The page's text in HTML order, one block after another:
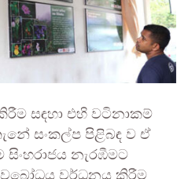
සඳහා එහි වටිනාකම්
සංකල්ප පිළිබඳ ව ඒ
නැරඹීමට
වර්ධනය කිරීම